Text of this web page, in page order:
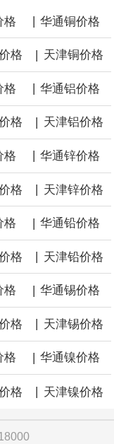
HBM）及其他下一代动态随
大利亚铁矿石业务的工人已
演时表示，报告期内，公司
格 | 华通铜价格
格 | 天津铜价格
格 华通铝价格
格 | 天津铝价格
格 华通锌价格
格 | 天津锌价格
格 | 华通铅价格
格 天津铅价格
格 | 华通锡价格
格 天津锡价格
格 | 华通镍价格
格 | 天津镍价格